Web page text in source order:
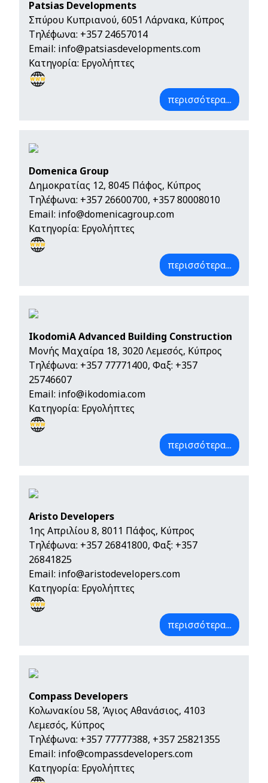
Patsias Developments
Σπύρου Κυπριανού, 6051 Λάρνακα, Κύπρος
Τηλέφωνα: +357 24657014
Email: info@patsiasdevelopments.com
Κατηγορία: Εργολήπτες
περισσότερα...
Domenica Group
Δημοκρατίας 12, 8045 Πάφος, Κύπρος
Τηλέφωνα: +357 26600700, +357 80008010
Email: info@domenicagroup.com
Κατηγορία: Εργολήπτες
περισσότερα...
IkodomiA Advanced Building Construction
Μονής Μαχαίρα 18, 3020 Λεμεσός, Κύπρος
Τηλέφωνα: +357 77771400, Φαξ: +357
25746607
Email: info@ikodomia.com
Κατηγορία: Εργολήπτες
περισσότερα...
Aristo Developers
1ης Απριλίου 8, 8011 Πάφος, Κύπρος
Τηλέφωνα: +357 26841800, Φαξ: +357
26841825
Email: info@aristodevelopers.com
Κατηγορία: Εργολήπτες
περισσότερα...
Compass Developers
Κολωνακίου 58, Άγιος Αθανάσιος, 4103
Λεμεσός, Κύπρος
Τηλέφωνα: +357 77777388, +357 25821355
Email: info@compassdevelopers.com
Κατηγορία: Εργολήπτες